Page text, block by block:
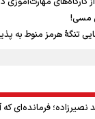
مسی!
تنگۀ هرمز منوط به
منابع آب از نگرانی‌های
خبرنگار شهید «محمود
نصیرزاده؛ فرمانده‌ای که